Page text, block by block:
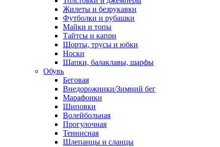
Жилеты и безрукавки
Футболки и рубашки
Майки и топы
Тайтсы и капри
Шорты, трусы и юбки
Носки
Шапки, балаклавы, шарфы
Обувь
Беговая
Внедорожники/Зимний бег
Марафонки
Шиповки
Волейбольная
Прогулочная
Теннисная
Шлепанцы и сланцы